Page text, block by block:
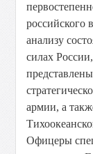
российского
анализу
силах
армии, а
Офицеры